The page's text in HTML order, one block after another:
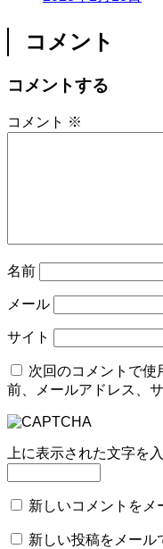
コメント
コメントする
コメント ※
名前
メール
サイト
次回のコメントで使
前、メールアドレス、
上に表示された文字を
新しいコメントをメ
新しい投稿をメール